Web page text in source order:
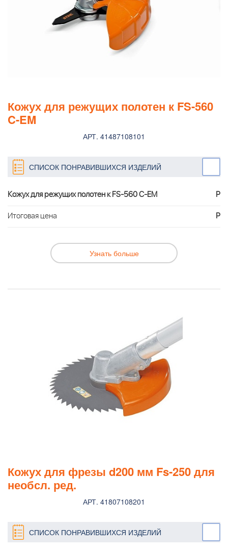
Кожух для режущих полотен к FS-560
C-EM
АРТ. 41487108101
СПИСОК ПОНРАВИВШИХСЯ ИЗДЕЛИЙ
Кожух для режущих полотен к FS-560 C-EM
Р
Итоговая цена
Р
Узнать больше
Кожух для фрезы d200 мм Fs-250 для
необсл. ред.
АРТ. 41807108201
СПИСОК ПОНРАВИВШИХСЯ ИЗДЕЛИЙ